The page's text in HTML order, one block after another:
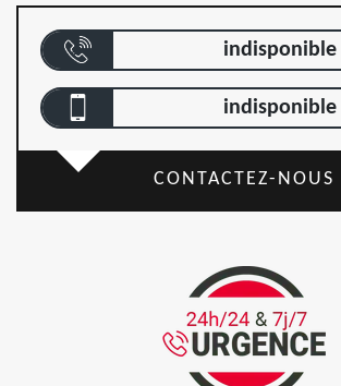
indisponible
indisponible
CONTACTEZ-NOUS